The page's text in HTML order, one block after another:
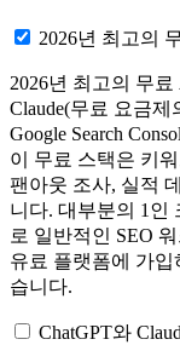
2026년 최고의
2026년 최고의 무
Claude(무료 요금제
Google Search
이 무료 스택은 키
팬아웃 조사, 실적
니다. 대부분의 1인
로 일반적인 SEO
유료 플랫폼에 가
습니다.
ChatGPT와